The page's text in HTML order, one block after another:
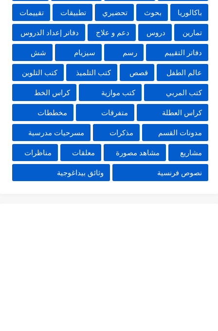
باكالوريا بحوث تحضيري تطبيقات تقييمات
تمارين دروس دعم و علاج دفاتر إعداد الدروس
دفاتر التقييم رسم سيزيام شش
عالم الطفل قصص كتب التلميذ كتب التلوين
كتب المربي كتب موازية كراس الخط
كراس العطلة متفرقات مخططات
مدونات القسم مذكرات مسرحيات مدرسية
مشاريع مشاهد مصورة معلقات مناظرات
نصوص فرنسية وثائق بيداغوجية